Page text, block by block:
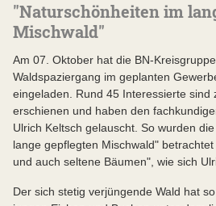
"Naturschönheiten im
Mischwald"
Am 07. Oktober hat die BN-
Waldspaziergang im geplanten
eingeladen. Rund 45 Interessierte sind
erschienen und haben den
Ulrich Keltsch gelauscht. So wurden
lange gepflegten Mischwald"
und auch seltene Bäumen", wie sich
Der sich stetig verjüngende Wald hat